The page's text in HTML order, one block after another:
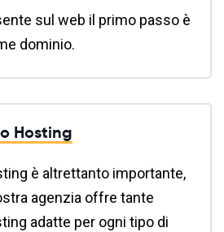
sul web il primo passo è
dominio.
Hosting
è altrettanto importante,
agenzia offre tante
adatte per ogni tipo di